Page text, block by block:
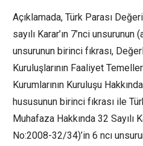
Açıklamada, Türk Parası
sayılı Karar’ın 7’nci
unsurunun birinci fıkrası,
Kuruluşlarının Faaliyet
Kurumlarının Kuruluşu
hususunun birinci fıkrası ile
Muhafaza Hakkında 32 Sayılı
No:2008-32/34)’in 6 ncı